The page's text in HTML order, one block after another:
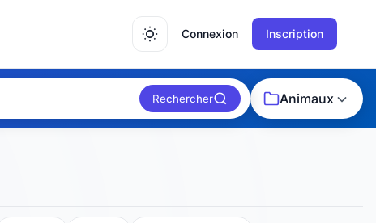
Connexion Inscription
Rechercher Animaux